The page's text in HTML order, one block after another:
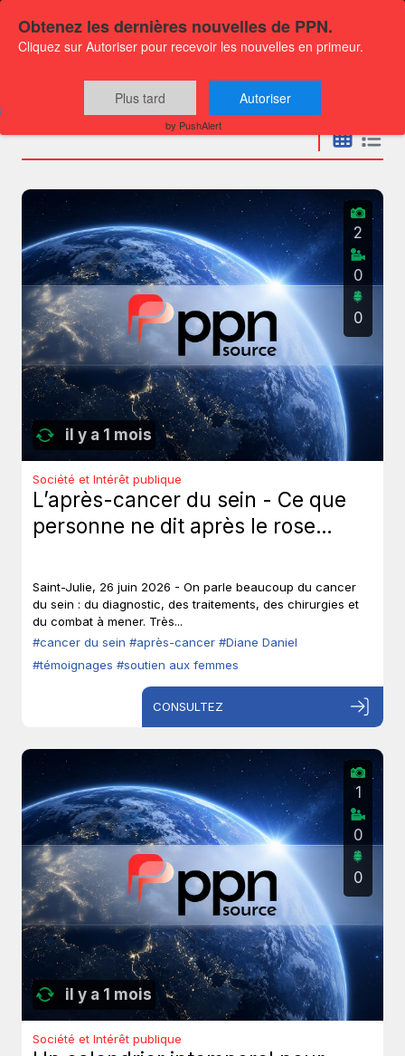
Communiqués
il y a 1 mois
2
0
0
Société et Intérêt publique
L’après-cancer du sein - Ce que
personne ne dit après le rose…
Saint-Julie, 26 juin 2026 - On parle beaucoup du cancer
du sein : du diagnostic, des traitements, des chirurgies et
du combat à mener. Très...
#cancer du sein #après-cancer #Diane Daniel
#témoignages #soutien aux femmes
CONSULTEZ
il y a 1 mois
1
0
0
Société et Intérêt publique
Obtenez les dernières nouvelles de PPN.
Cliquez sur Autoriser pour recevoir les nouvelles en primeur.
Plus tard Autoriser
by PushAlert